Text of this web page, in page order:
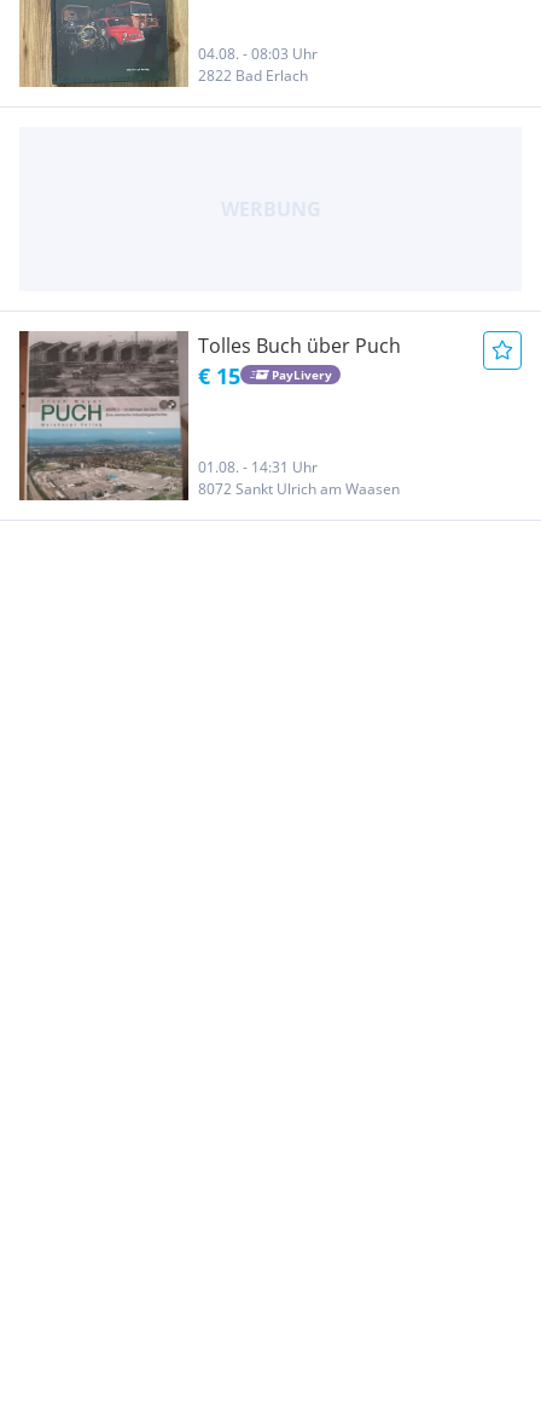
04.08. - 08:03 Uhr
2822 Bad Erlach
Tolles Buch über Puch
€ 15 PayLivery
01.08. - 14:31 Uhr
8072 Sankt Ulrich am Waasen